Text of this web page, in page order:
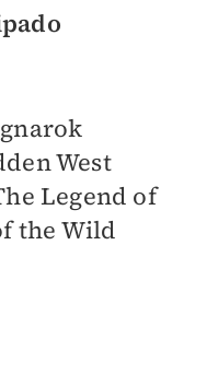
West
Legend of
the Wild